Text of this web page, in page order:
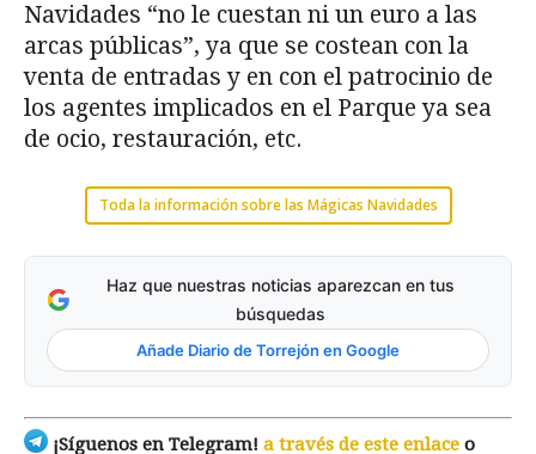
Navidades “no le cuestan ni un euro a las
arcas públicas”, ya que se costean con la
venta de entradas y en con el patrocinio de
los agentes implicados en el Parque ya sea
de ocio, restauración, etc.
Toda la información sobre las Mágicas Navidades
Haz que nuestras noticias aparezcan en tus
búsquedas
Añade Diario de Torrejón en Google
¡Síguenos en Telegram! a través de este enlace o